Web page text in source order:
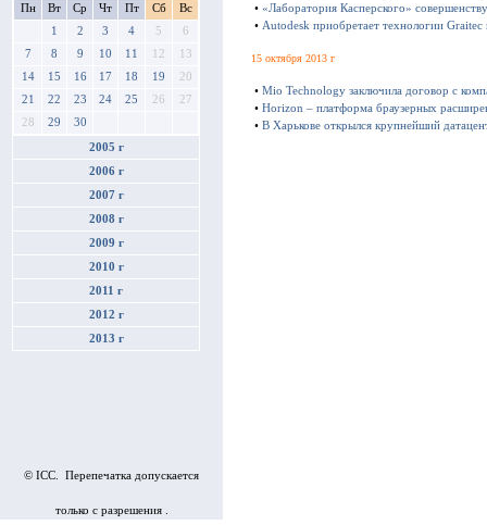
Пн Вт Ср Чт Пт Сб
Вс
1
2 3 4 5
6
7
8 9 10 11 12
13
14
15 16 17 18 19
20
21
22 23 24 25 26
27
28
29 30
2005 г
2006 г
2007 г
2008 г
2009 г
2010 г
2011 г
2012 г
2013 г
© ICC. Перепечатка допускается
только с разрешения .
• «Лаборатория Касперского»
• Autodesk приобретает технологии
15 октября 2013 г
• Mio Technology заключила договор с
• Horizon – платформа браузерных
• В Харькове открылся крупнейший